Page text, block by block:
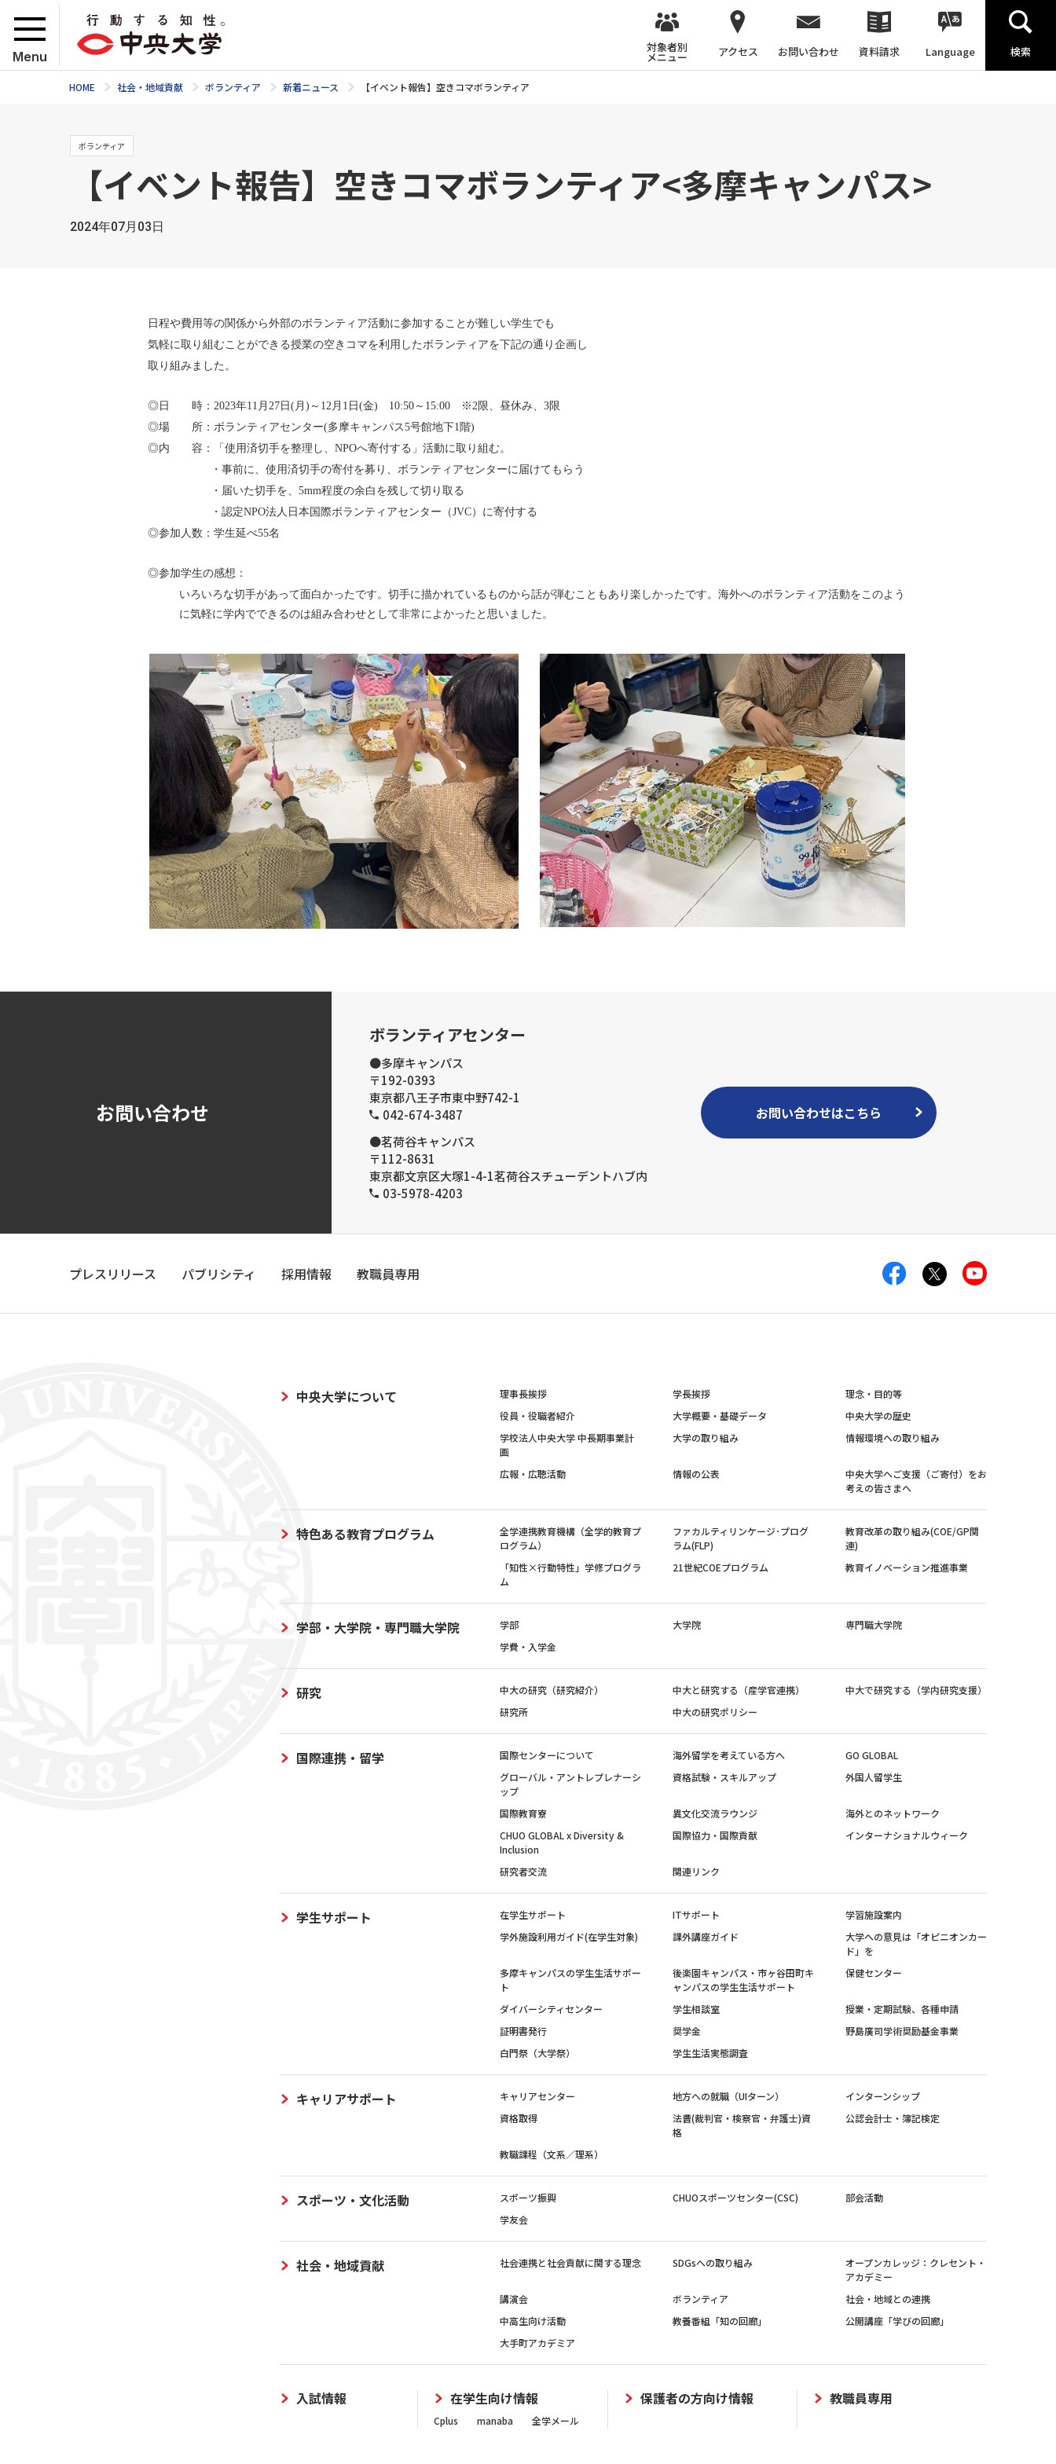
Menu
対象者別
メニュー アクセス お問い合わせ 資料請求 Language 検索
HOME 社会・地域貢献 ボランティア 新着ニュース 【イベント報告】空きコマボランティア
ボランティア
【イベント報告】空きコマボランティア<多摩キャンパス>
2024年07月03日
日程や費用等の関係から外部のボランティア活動に参加することが難しい学生でも
気軽に取り組むことができる授業の空きコマを利用したボランティアを下記の通り企画し
取り組みました。
◎日 時：2023年11月27日(月)～12月1日(金) 10:50～15:00 ※2限、昼休み、3限
◎場 所：ボランティアセンター(多摩キャンパス5号館地下1階)
◎内 容：「使用済切手を整理し、NPOへ寄付する」活動に取り組む。
・事前に、使用済切手の寄付を募り、ボランティアセンターに届けてもらう
・届いた切手を、5mm程度の余白を残して切り取る
・認定NPO法人日本国際ボランティアセンター（JVC）に寄付する
◎参加人数：学生延べ55名
◎参加学生の感想：
いろいろな切手があって面白かったです。切手に描かれているものから話が弾むこともあり楽しかったです。海外へのボランティア活動をこのよう
に気軽に学内でできるのは組み合わせとして非常によかったと思いました。
お問い合わせ
ボランティアセンター
●多摩キャンパス
〒192-0393
東京都八王子市東中野742-1
042-674-3487
●茗荷谷キャンパス
〒112-8631
東京都文京区大塚1-4-1茗荷谷スチューデントハブ内
03-5978-4203
お問い合わせはこちら
プレスリリース パブリシティ 採用情報 教職員専用
中央大学について 理事長挨拶 学長挨拶
理念・目的等
役員・役職者紹介
大学概要・基礎データ
中央大学の歴史
学校法人中央大学 中長期事業計
画
大学の取り組み 情報環境への取り組み
広報・広聴活動 情報の公表
中央大学へご支援（ご寄付）をお
考えの皆さまへ
特色ある教育プログラム
全学連携教育機構（全学的教育プ
ログラム）
ファカルティリンケージ･プログ
ラム(FLP)
教育改革の取り組み(COE/GP関
連)
「知性×行動特性」学修プログラ
ム
21世紀COEプログラム 教育イノベーション推進事業
学部・大学院・専門職大学院 学部 大学院
専門職大学院
学費・入学金
研究 中大の研究（研究紹介） 中大と研究する（産学官連携）
中大で研究する（学内研究支援）
研究所
中大の研究ポリシー
国際連携・留学 国際センターについて 海外留学を考えている方へ
GO GLOBAL
グローバル・アントレプレナーシ
ップ
資格試験・スキルアップ 外国人留学生
国際教育寮 異文化交流ラウンジ
海外とのネットワーク
CHUO GLOBAL x Diversity &
Inclusion
国際協力・国際貢献 インターナショナルウィーク
研究者交流 関連リンク
学生サポート 在学生サポート ITサポート
学習施設案内
学外施設利用ガイド(在学生対象)
課外講座ガイド
大学への意見は「オピニオンカー
ド」を
多摩キャンパスの学生生活サポー
ト
後楽園キャンパス・市ヶ谷田町キ
ャンパスの学生生活サポート
保健センター
ダイバーシティセンター 学生相談室
授業・定期試験、各種申請
証明書発行
奨学金
野島廣司学術奨励基金事業
白門祭（大学祭）
学生生活実態調査
キャリアサポート キャリアセンター 地方への就職（UIターン）
インターンシップ
資格取得
法曹(裁判官・検察官・弁護士)資
格
公認会計士・簿記検定
教職課程（文系／理系）
スポーツ・文化活動 スポーツ振興 CHUOスポーツセンター(CSC)
部会活動
学友会
社会・地域貢献 社会連携と社会貢献に関する理念 SDGsへの取り組み
オープンカレッジ：クレセント・
アカデミー
講演会
ボランティア
社会・地域との連携
中高生向け活動
教養番組「知の回廊」
公開講座「学びの回廊」
大手町アカデミア
入試情報 在学生向け情報
Cplus manaba 全学メール
保護者の方向け情報 教職員専用